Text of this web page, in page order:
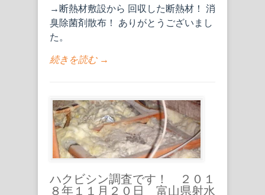
→断熱材敷設から 回収した断熱材！ 消
臭除菌剤散布！ ありがとうございまし
た。
続きを読む →
ハクビシン調査です！ ２０１
８年１１月２０日 富山県射水